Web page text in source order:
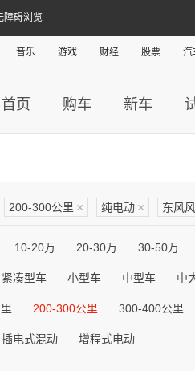
障碍浏览
音乐 游戏 财经 股票 汽
首页 购车 新车
200-300公里 × 纯电动 × 东风
10-20万 20-30万 30-50万
紧凑型车 小型车 中型车 中
200-300公里 300-400公里
插电式混动 增程式电动